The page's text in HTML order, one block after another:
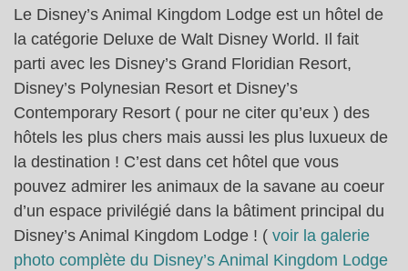
Le Disney’s Animal Kingdom Lodge est un hôtel de
la catégorie Deluxe de Walt Disney World. Il fait
parti avec les Disney’s Grand Floridian Resort,
Disney’s Polynesian Resort et Disney’s
Contemporary Resort ( pour ne citer qu’eux ) des
hôtels les plus chers mais aussi les plus luxueux de
la destination ! C’est dans cet hôtel que vous
pouvez admirer les animaux de la savane au coeur
d’un espace privilégié dans la bâtiment principal du
Disney’s Animal Kingdom Lodge ! ( voir la galerie
photo complète du Disney’s Animal Kingdom Lodge